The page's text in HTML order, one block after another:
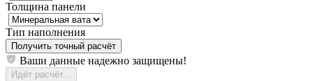
Толщина панели
Тип наполнения
Получить точный расчёт
Ваши данные надежно защищены!
Идёт расчёт...